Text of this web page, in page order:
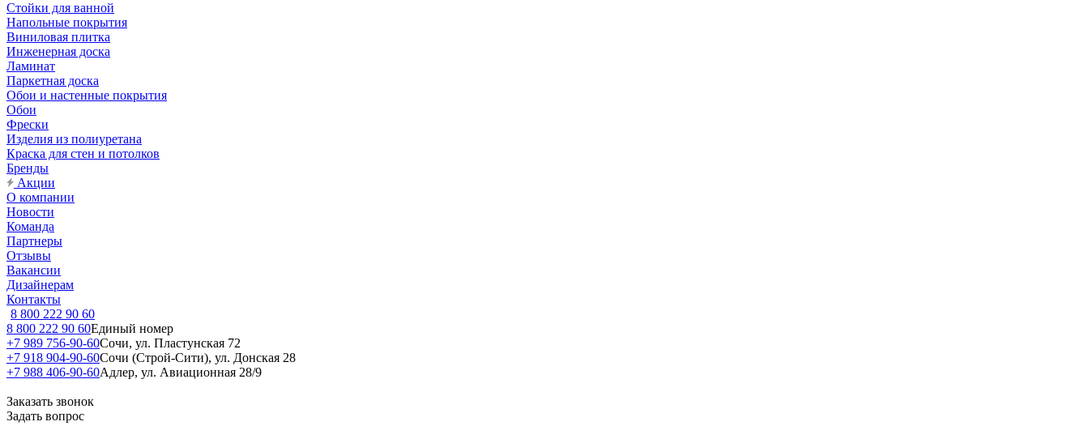
Стойки для ванной
Напольные покрытия
Виниловая плитка
Инженерная доска
Ламинат
Паркетная доска
Обои и настенные покрытия
Обои
Фрески
Изделия из полиуретана
Краска для стен и потолков
Бренды
Акции
О компании
Новости
Команда
Партнеры
Отзывы
Вакансии
Дизайнерам
Контакты
8 800 222 90 60
8 800 222 90 60Единый номер
+7 989 756-90-60Сочи, ул. Пластунская 72
+7 918 904-90-60Сочи (Строй-Сити), ул. Донская 28
+7 988 406-90-60Адлер, ул. Авиационная 28/9
Заказать звонок
Задать вопрос